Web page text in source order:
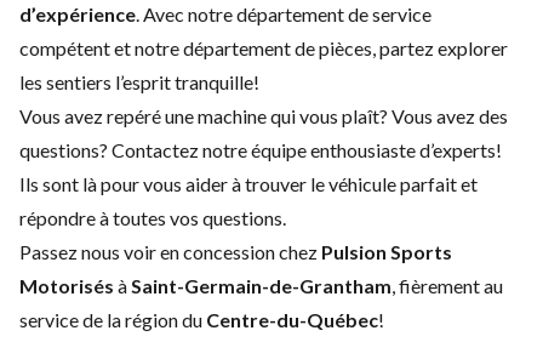
d’expérience . Avec notredépartement de service
compétent et notredépartement de pièces , partez explorer
les sentiers l’esprit tranquille!
Vous avez repéré une machine qui vous plaît? Vous avez des
questions? Contactez notre équipe enthousiaste d’experts!
Ils sont là pour vous aider à trouver le véhicule parfait et
répondre à toutes vos questions.
Passez nous voir en concession chez Pulsion Sports
Motorisés à Saint-Germain-de-Grantham , fièrement au
service de la région du Centre-du-Québec!